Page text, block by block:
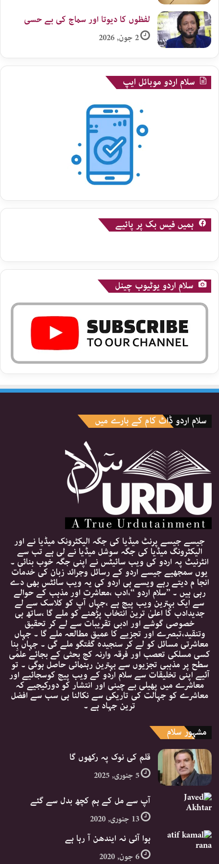
لفظوں کا دیوتا اور سماج کی بے حسی
2 جون, 2026
سلام اردو موبائل ایپ
ہمیں فیس بک پر پائیے
سلام اردو یوٹیوب چینل
سلام اردو ڈاٹ کام کے بارے میں
جیسے جیسے پرنٹ میڈیا کی جگہ الیکٹرونک میڈیا نے اور
الیکٹرونگ میڈیا کی جگہ سوشل میڈیا نے لی ہے تب سے
انٹرنیٹ پہ اردو کی ویب سائیٹس نے اپنی جگہ خوب بنائی ۔
یوں سمجھیے جیسے اردو کے رسائل وجرائد زبان کی خدمات
انجا م دیتے رہے ویسے ہی اردو کی یہ ویب سائٹس بھی دے
رہی ہیں ۔ ’’سلام اردو ‘‘،ادب ،معاشرت اور مذہب کے حوالے
سے ایک بہترین ویب پیج ہے ،جہاں آپ کو کلاسک سے لے
جدیدادب کا اعلیٰ ترین انتخاب پڑھنے کو ملے گا ،ساتھ ہی
خصوصی گوشے اور ادبی تقریبات سے لے کر تحقیق
وتنقید،تبصرے اور تجزیے کا عمیق مطالعہ ملے گا ۔ جہاں
معاشرتی مسائل کو لے کر سنجیدہ گفتگو ملے گی ۔ جہاں بِنا
کسی مسلکی تعصب اور فرقہ وارنہ کج بحثی کے بجائے علمی
سطح پر مذہبی تجزیوں سے بہترین رہنمائی حاصل ہوگی ۔ تو
آئیے اپنی تخلیقات سے سلام اردو کے ویب پیج کوسجائیے اور
معاشرے میں پھیلی بے چینی اور انتشار کو دورکیجیے کہ
معاشرے کو جہالت کی تاریکی سے نکالنا ہی سب سے افضل
ترین جہاد ہے ۔
مشہور سلام
قلم کی نوک پہ رکھوں گا
5 جنوری, 2025
آپ سے مل کے ہم کچھ بدل سے گئے
13 جنوری, 2020
ہوا آئی نہ ایندھن آ رہا ہے
6 جون, 2020